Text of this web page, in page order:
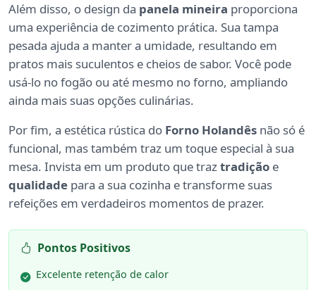
Além disso, o design da panela mineira proporciona
uma experiência de cozimento prática. Sua tampa
pesada ajuda a manter a umidade, resultando em
pratos mais suculentos e cheios de sabor. Você pode
usá-lo no fogão ou até mesmo no forno, ampliando
ainda mais suas opções culinárias.
Por fim, a estética rústica do Forno Holandês não só é
funcional, mas também traz um toque especial à sua
mesa. Invista em um produto que traztradição e
qualidade para a sua cozinha e transforme suas
refeições em verdadeiros momentos de prazer.
Pontos Positivos
Excelente retenção de calor